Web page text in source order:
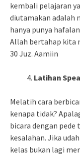
kembali pelajaran
diutamakan adalah
hanya punya
Allah bertahap kita
30 Juz. Aamiin
Latihan
Melatih cara
kenapa tidak?
bicara dengan pede
kesalahan. Jika
kelas bukan lagi